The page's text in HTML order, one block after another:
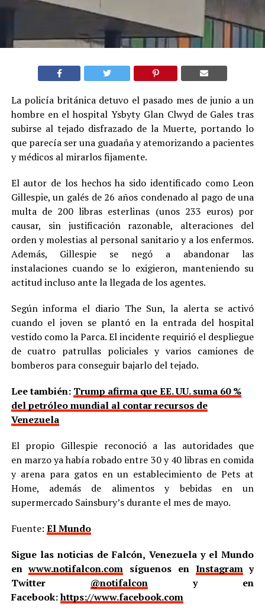
La policía británica detuvo el pasado mes de junio a un
hombre en el hospital Ysbyty Glan Clwyd de Gales tras
subirse al tejado disfrazado de la Muerte, portando lo
que parecía ser una guadaña y atemorizando a pacientes
y médicos al mirarlos fijamente.
El autor de los hechos ha sido identificado como Leon
Gillespie, un galés de 26 años condenado al pago de una
multa de 200 libras esterlinas (unos 233 euros) por
causar, sin justificación razonable, alteraciones del
orden y molestias al personal sanitario y a los enfermos.
Además, Gillespie se negó a abandonar las
instalaciones cuando se lo exigieron, manteniendo su
actitud incluso ante la llegada de los agentes.
Según informa el diario The Sun, la alerta se activó
cuando el joven se plantó en la entrada del hospital
vestido como la Parca. El incidente requirió el despliegue
de cuatro patrullas policiales y varios camiones de
bomberos para conseguir bajarlo del tejado.
Lee también: Trump afirma que EE. UU. suma 60 %
del petróleo mundial al contar recursos de
Venezuela
El propio Gillespie reconoció a las autoridades que
en marzo ya había robado entre 30 y 40 libras en comida
y arena para gatos en un establecimiento de Pets at
Home, además de alimentos y bebidas en un
supermercado Sainsbury’s durante el mes de mayo.
Fuente: El Mundo
Sigue las noticias de Falcón, Venezuela y el Mundo
enwww.notifalcon.com síguenos en Instagramy
Twitter @notifalcony en
Facebook:https://www.facebook.com